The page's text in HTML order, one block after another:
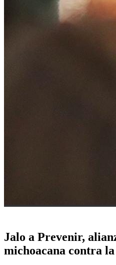
Jalo a Prevenir,
michoacana contra